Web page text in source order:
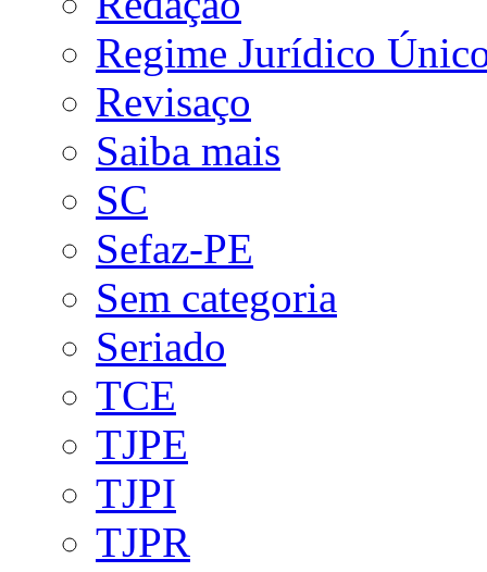
Regime Jurídico
Revisaço
Saiba mais
SC
Sefaz-PE
Sem categoria
Seriado
TCE
TJPE
TJPI
TJPR